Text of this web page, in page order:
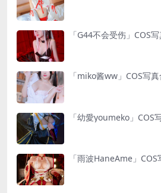
「G44不会受伤」COS
「miko酱ww」COS写
「幼愛youmeko」COS
「雨波HaneAme」